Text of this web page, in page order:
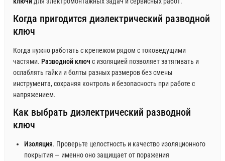
Когда пригодится диэлектрический разводной
ключ
Когда нужно работать с крепежом рядом с токоведущими
частями. Разводной ключ с изоляцией позволяет затягивать и
ослаблять гайки и болты разных размеров без смены
инструмента, сохраняя контроль и безопасность при работе с
напряжением.
Как выбрать диэлектрический разводной
ключ
Изоляция. Проверьте целостность и качество изоляционного
покрытия — именно оно защищает от поражения